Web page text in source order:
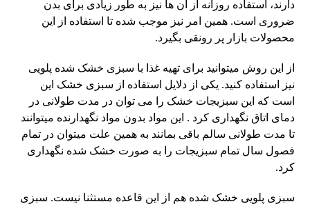
دارند، استفاده روزانه از آن ها نیز به طور زیادی برای بدن
ضروری است. همین امر نیز موجب شده تا استفاده از این
محصولات بازار پر رونقی بگیرد.
از این روش میتوانید برای تهیه غذا با سبزی خشک شده پلویی
نیز استفاده کنید. یکی از دلایل استفاده از سبزی خشک این
است که این سبزیجات خشک را می توان در مدت طولانی در
دمای اتاق نگهداری کرد . این مواد بدون مواد نگهدارنده میتوانند
تا مدت طولانی سالم باقی بمانند به همین علت میتوان در تمام
فصول سال تمام سبزیجات را به صورت خشک شده نگهداری
کرد.
سبزی پلویی خشک شده هم از این قاعده مستثنا نیست. سبزی